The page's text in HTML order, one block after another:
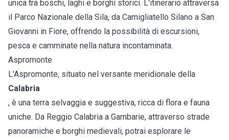
unica tra boschi, laghi e borghi storici. L'itinerario attraversa
il Parco Nazionale della Sila, da Camigliatello Silano a San
Giovanni in Fiore, offrendo la possibilità di escursioni,
pesca e camminate nella natura incontaminata.
Aspromonte
L'Aspromonte, situato nel versante meridionale della
Calabria
, è una terra selvaggia e suggestiva, ricca di flora e fauna
uniche. Da Reggio Calabria a Gambarie, attraverso strade
panoramiche e borghi medievali, potrai esplorare le